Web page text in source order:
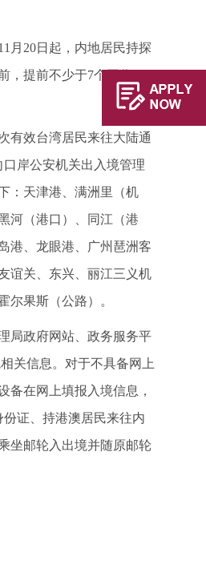
月20日起，内地居民持探
提前不少于7个工作
有效台湾居民来往大陆通
岸公安机关出入境管理
：天津港、满洲里（机
河（港口）、同江（港
港、龙眼港、广州琶洲客
谊关、东兴、丽江三义机
尔果斯（公路）。
局政府网站、政务服务平
关信息。对于不具备网上
备在网上填报入境信息，
证、持港澳居民来往内
坐邮轮入出境并随原邮轮